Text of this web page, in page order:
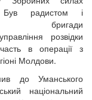
Був радистом і
бригади
розвідки
в операції з
Молдови.
до Уманського
національний